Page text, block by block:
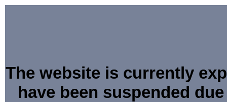
The website is currently
have been suspended